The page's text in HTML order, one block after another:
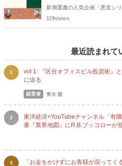
新潮選書の人気企画「悪党シ
嘉郎氏、岡本隆司氏、君塚直
で台頭する「悪党」と「帝国
119views
最近読まれて
1
vol.1: 『区分オフィスビル投資術』
に迫る
経営者 青木 龍
2
東洋経済×YouTubeチャンネル「有
番『業界地図』にR.B.ブッコローが
3
「お金をかけずにお客様が戻って